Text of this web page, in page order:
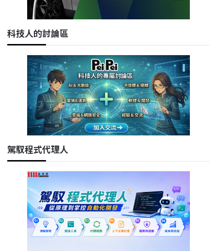
科技人的討論區
駕馭程式代理人